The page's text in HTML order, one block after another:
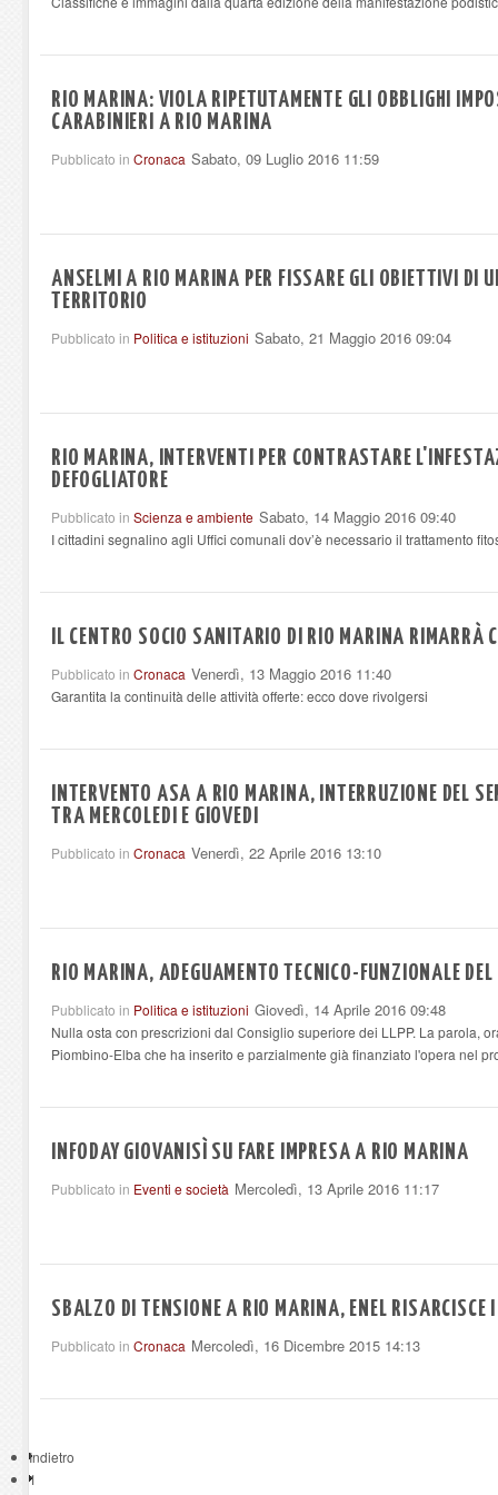
RIO MARINA: VIOLA RIPETUTAMENTE GLI OBBLIGHI
CARABINIERI A RIO MARINA
Pubblicato in Cronaca Sabato, 09 Luglio 2016 11:59
ANSELMI A RIO MARINA PER FISSARE GLI OBIETTIVI DI
TERRITORIO
Pubblicato in Politica e istituzioni Sabato, 21 Maggio 2016 09:04
RIO MARINA, INTERVENTI PER CONTRASTARE
DEFOGLIATORE
Pubblicato in Scienza e ambiente Sabato, 14 Maggio 2016 09:40
I cittadini segnalino agli Uffici comunali dov’è necessario il trattamento
IL CENTRO SOCIO SANITARIO DI RIO MARINA RIMARRÀ
Pubblicato in Cronaca Venerdì, 13 Maggio 2016 11:40
Garantita la continuità delle attività offerte: ecco dove rivolgersi
INTERVENTO ASA A RIO MARINA, INTERRUZIONE DEL
TRA MERCOLEDI E GIOVEDI
Pubblicato in Cronaca Venerdì, 22 Aprile 2016 13:10
RIO MARINA, ADEGUAMENTO TECNICO-FUNZIONALE DEL
Pubblicato in Politica e istituzioni Giovedì, 14 Aprile 2016 09:48
Nulla osta con prescrizioni dal Consiglio superiore dei LLPP. La parola,
Piombino-Elba che ha inserito e parzialmente già finanziato l'opera nel
INFODAY GIOVANISÌ SU FARE IMPRESA A RIO MARINA
Pubblicato in Eventi e società Mercoledì, 13 Aprile 2016 11:17
SBALZO DI TENSIONE A RIO MARINA, ENEL
Pubblicato in Cronaca Mercoledì, 16 Dicembre 2015 14:13
Indietro
1